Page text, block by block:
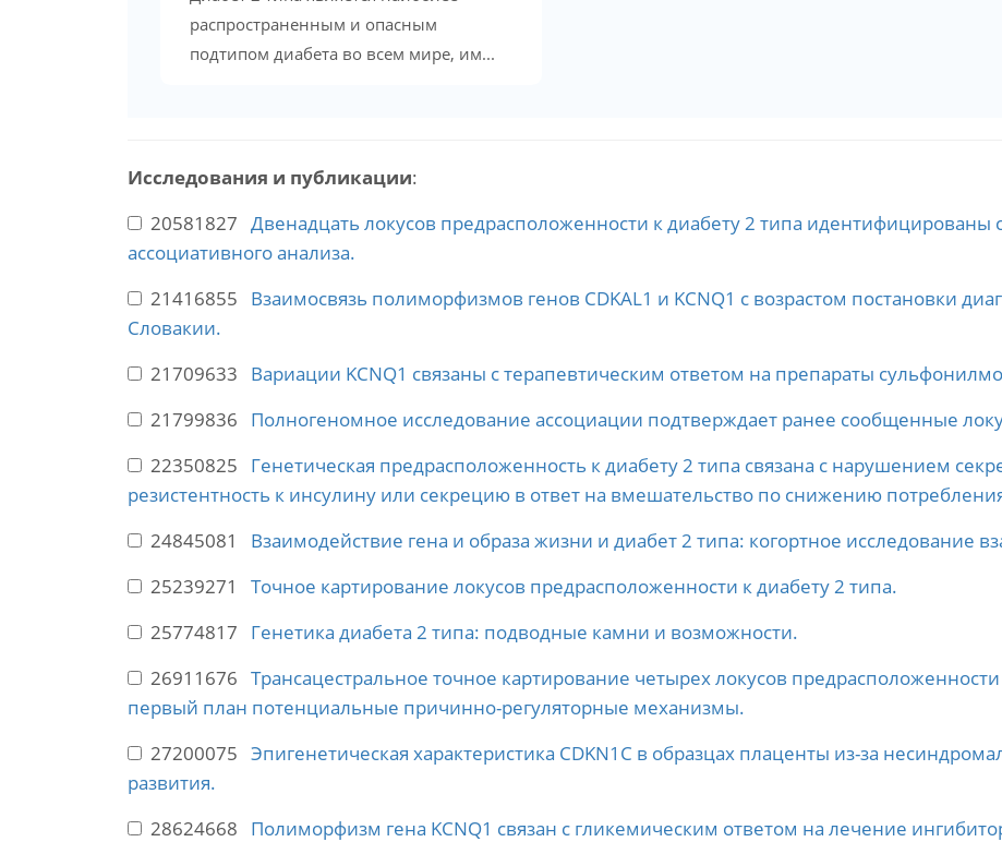
распространенным и опасным
подтипом диабета во всем мире, им...
Исследования и публикации:
20581827 Двенадцать локусов предрасположенности к диабету 2 типа
ассоциативного анализа.
21416855 Взаимосвязь полиморфизмов генов CDKAL1 и KCNQ1 с возрастом постановки
Словакии.
21709633 Вариации KCNQ1 связаны с терапевтическим ответом на препараты
21799836 Полногеномное исследование ассоциации подтверждает ранее сообщенные
22350825 Генетическая предрасположенность к диабету 2 типа связана с нарушением
резистентность к инсулину или секрецию в ответ на вмешательство по снижению
24845081 Взаимодействие гена и образа жизни и диабет 2 типа: когортное исследование
25239271 Точное картирование локусов предрасположенности к диабету 2 типа.
25774817 Генетика диабета 2 типа: подводные камни и возможности.
26911676 Трансацестральное точное картирование четырех локусов
первый план потенциальные причинно-регуляторные механизмы.
27200075 Эпигенетическая характеристика CDKN1C в образцах плаценты из-за
развития.
28624668 Полиморфизм гена KCNQ1 связан с гликемическим ответом на лечение